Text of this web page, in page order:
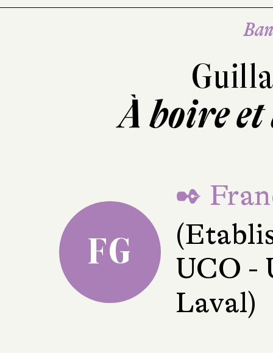
À boire
FG
✒
UCO -
Laval)